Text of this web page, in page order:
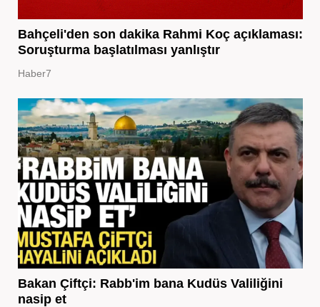
Bahçeli'den son dakika Rahmi Koç açıklaması:
Soruşturma başlatılması yanlıştır
Haber7
Bakan Çiftçi: Rabb'im bana Kudüs Valiliğini
nasip et